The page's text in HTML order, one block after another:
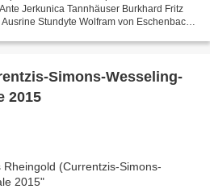
Jerkunica Tannhäuser Burkhard Fritz
Stundyte Wolfram von Eschenbach
Simons-Wesseling-
2015